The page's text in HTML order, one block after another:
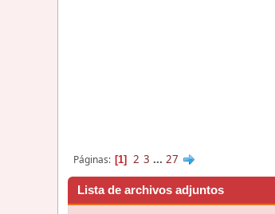
Páginas 1 2 3 ... 27
Lista de archivos adjuntos